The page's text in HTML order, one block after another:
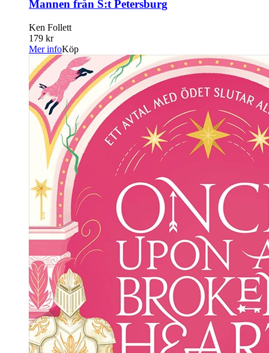
Mannen från S:t Petersburg
Ken Follett
179 kr
Mer infoKöp